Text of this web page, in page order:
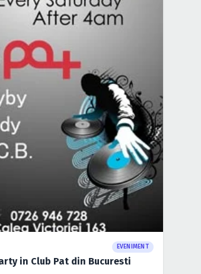
EVENIMENT
in Club Pat din Bucuresti